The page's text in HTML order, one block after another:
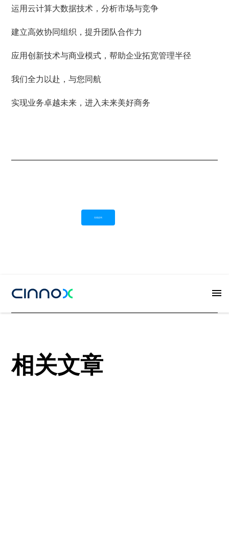
运用云计算大数据技术，分析市场与竞争
建立高效协同组织，提升团队合作力
应用创新技术与商业模式，帮助企业拓宽管理半径
我们全力以赴，与您同航
实现业务卓越未来，进入未来美好商务
在线咨询
相关文章